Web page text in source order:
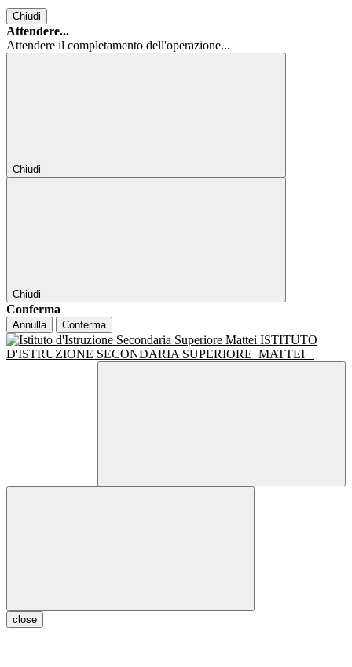
Chiudi
Attendere...
Attendere il completamento dell'operazione...
Chiudi
Chiudi
Conferma
Annulla Conferma
ISTITUTO
D'ISTRUZIONE SECONDARIA SUPERIORE MATTEI
close